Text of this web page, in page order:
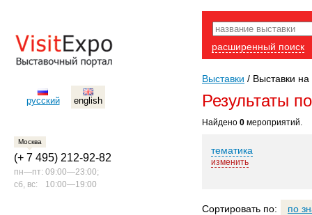
русский english
Москва
(+ 7 495) 212-92-82
пн—пт: 09:00—23:00;
сб, вс:
10:00—19:00
расширенный поиск
Выставки / Выставки на
Результаты
Найдено 0 мероприятий.
тематика
изменить
Сортировать по: по